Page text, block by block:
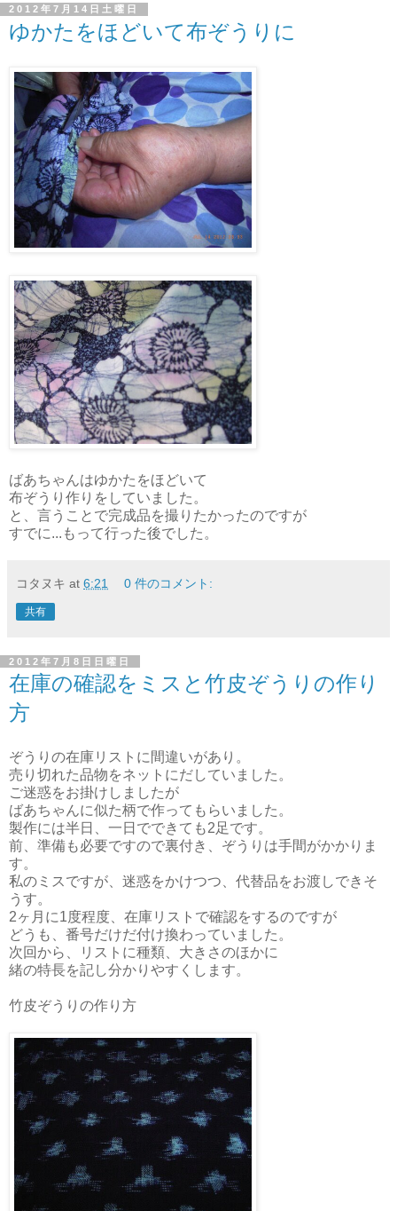
2012年7月14日土曜日
ゆかたをほどいて布ぞうりに
ばあちゃんはゆかたをほどいて
布ぞうり作りをしていました。
と、言うことで完成品を撮りたかったのですが
すでに...もって行った後でした。
コタヌキ at 6:21 0 件のコメント:
共有
2012年7月8日日曜日
在庫の確認をミスと竹皮ぞうりの作り
方
ぞうりの在庫リストに間違いがあり。
売り切れた品物をネットにだしていました。
ご迷惑をお掛けしましたが
ばあちゃんに似た柄で作ってもらいました。
製作には半日、一日でできても2足です。
前、準備も必要ですので裏付き、ぞうりは手間がかかりま
す。
私のミスですが、迷惑をかけつつ、代替品をお渡しできそ
うす。
2ヶ月に1度程度、在庫リストで確認をするのですが
どうも、番号だけだ付け換わっていました。
次回から、リストに種類、大きさのほかに
緒の特長を記し分かりやすくします。
竹皮ぞうりの作り方